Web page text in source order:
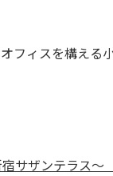
フィスを構える
宿サザンテラス